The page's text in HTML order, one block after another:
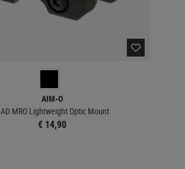
AIM-O
MRO Lightweight Optic Mount
€ 14,90